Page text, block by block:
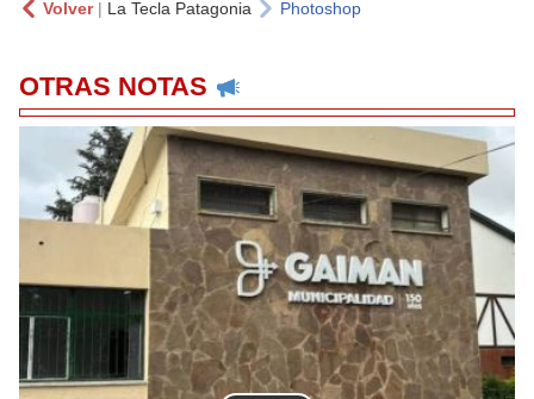
Volver| La Tecla Patagonia Photoshop
OTRAS NOTAS